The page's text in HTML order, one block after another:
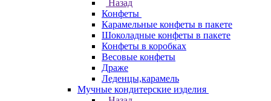
Назад
Конфеты
Карамельные конфеты в пакете
Шоколадные конфеты в пакете
Конфеты в коробках
Весовые конфеты
Драже
Леденцы,карамель
Мучные кондитерские изделия